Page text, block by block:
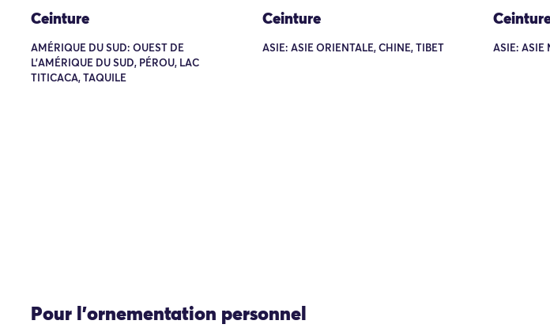
Ceinture
AMÉRIQUE DU SUD: OUEST DE
L'AMÉRIQUE DU SUD, PÉROU, LAC
TITICACA, TAQUILE
Ceinture
ASIE: ASIE ORIENTALE, CHINE, TIBET ASIE: ASIE
Pour l'ornementation personnel